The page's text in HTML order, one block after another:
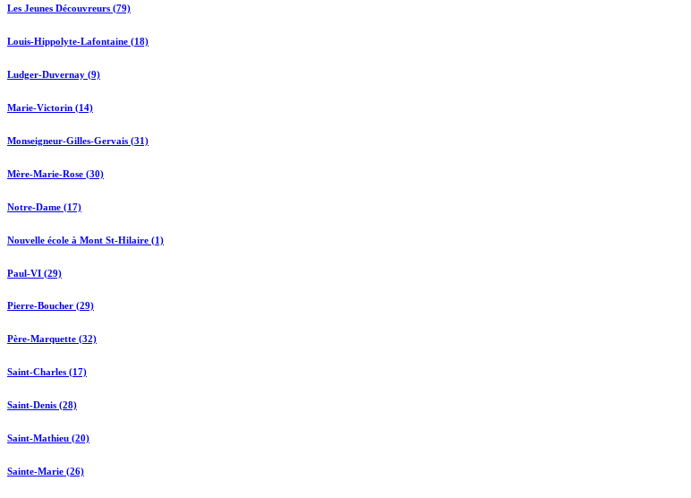
Les Jeunes Découvreurs (79)
Louis-Hippolyte-Lafontaine (18)
Ludger-Duvernay (9)
Marie-Victorin (14)
Monseigneur-Gilles-Gervais (31)
Mère-Marie-Rose (30)
Notre-Dame (17)
Nouvelle école à Mont St-Hilaire (1)
Paul-VI (29)
Pierre-Boucher (29)
Père-Marquette (32)
Saint-Charles (17)
Saint-Denis (28)
Saint-Mathieu (20)
Sainte-Marie (26)